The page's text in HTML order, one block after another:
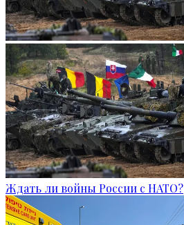
Ждать ли войны России с НАТО?